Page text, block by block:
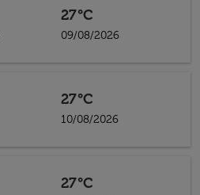
27°C
09/08/2026
27°C
10/08/2026
27°C